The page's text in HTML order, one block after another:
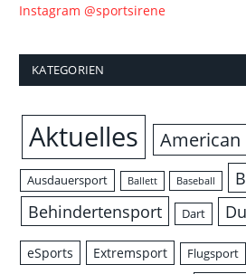
Instagram @sportsirene
KATEGORIEN
Aktuelles American
Ausdauersport Ballett Baseball
Behindertensport
Dart
eSports Extremsport Flugsport